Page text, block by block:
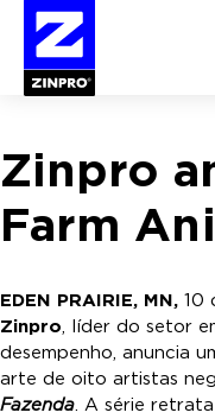
Pesquisar
por:
Zinpro
Farm
EDEN PRAIRIE, MN, 10
Zinpro, líder do setor
desempenho, anuncia
arte de oito artistas
Fazenda. A série